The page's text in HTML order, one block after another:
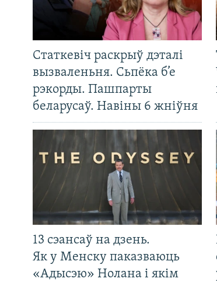
Статкевіч раскрыў дэталі
вызваленьня. Сьпёка б’е
рэкорды. Пашпарты
беларусаў. Навіны 6 жніўня
13 сэансаў на дзень.
Як у Менску паказваюць
«Адысэю» Нолана і якім